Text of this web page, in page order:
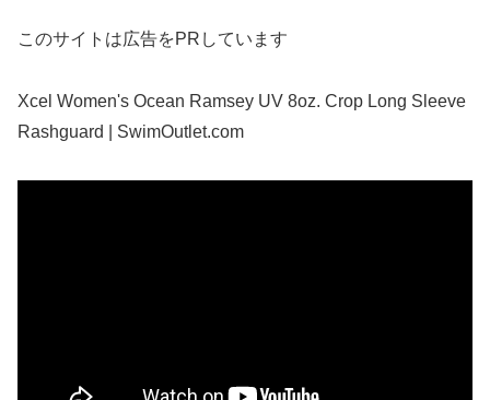
このサイトは広告をPRしています
Xcel Women's Ocean Ramsey UV 8oz. Crop Long Sleeve
Rashguard | SwimOutlet.com